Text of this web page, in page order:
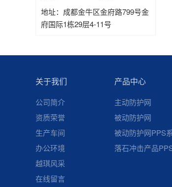
地址：成都金牛区金府路799号金
府国际1栋29层4-11号
关于我们
公司简介
资质荣誉
生产车间
办公环境
越琪风采
在线留言
产品中心
主动防护网
被动防护网
被动防护网PPS
落石冲击产品